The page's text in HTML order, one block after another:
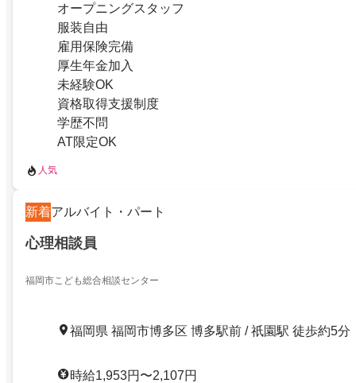
オープニングスタッフ
服装自由
雇用保険完備
厚生年金加入
未経験OK
資格取得支援制度
学歴不問
AT限定OK
人気
新着アルバイト・パート
心理相談員
福岡市こども総合相談センター
福岡県 福岡市博多区 博多駅前 / 祇園駅 徒歩約5分
時給1,953円〜2,107円